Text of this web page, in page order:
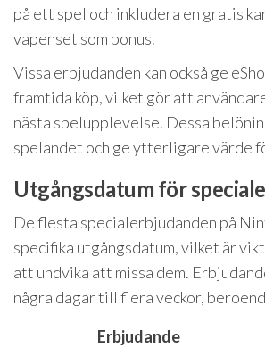
på ett spel och inkludera en gratis
vapenset som bonus.
Vissa erbjudanden kan också ge
framtida köp, vilket gör att
nästa spelupplevelse. Dessa
spelandet och ge ytterligare värde
Utgångsdatum för
De flesta specialerbjudanden på
specifika utgångsdatum, vilket är
att undvika att missa dem.
några dagar till flera veckor,
Erbjudande